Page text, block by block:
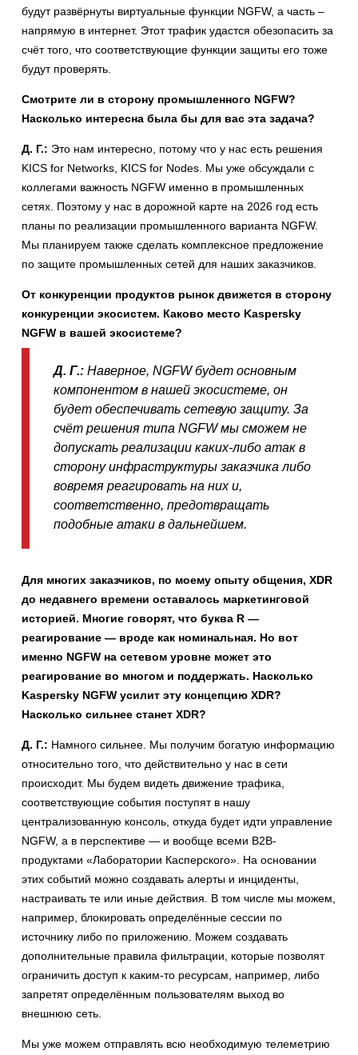
будут развёрнуты виртуальные функции NGFW, а часть –
напрямую в интернет. Этот трафик удастся обезопасить за
счёт того, что соответствующие функции защиты его тоже
будут проверять.
Смотрите ли в сторону промышленного NGFW?
Насколько интересна была бы для вас эта задача?
Д. Г.: Это нам интересно, потому что у нас есть решения
KICS for Networks, KICS for Nodes. Мы уже обсуждали с
коллегами важность NGFW именно в промышленных
сетях. Поэтому у нас в дорожной карте на 2026 год есть
планы по реализации промышленного варианта NGFW.
Мы планируем также сделать комплексное предложение
по защите промышленных сетей для наших заказчиков.
От конкуренции продуктов рынок движется в сторону
конкуренции экосистем. Каково место Kaspersky
NGFW в вашей экосистеме?
Д. Г.: Наверное, NGFW будет основным
компонентом в нашей экосистеме, он
будет обеспечивать сетевую защиту. За
счёт решения типа NGFW мы сможем не
допускать реализации каких-либо атак в
сторону инфраструктуры заказчика либо
вовремя реагировать на них и,
соответственно, предотвращать
подобные атаки в дальнейшем.
Для многих заказчиков, по моему опыту общения, XDR
до недавнего времени оставалось маркетинговой
историей. Многие говорят, что буква R —
реагирование — вроде как номинальная. Но вот
именно NGFW на сетевом уровне может это
реагирование во многом и поддержать. Насколько
Kaspersky NGFW усилит эту концепцию XDR?
Насколько сильнее станет XDR?
Д. Г.: Намного сильнее. Мы получим богатую информацию
относительно того, что действительно у нас в сети
происходит. Мы будем видеть движение трафика,
соответствующие события поступят в нашу
централизованную консоль, откуда будет идти управление
NGFW, а в перспективе — и вообще всеми B2B-
продуктами «Лаборатории Касперского». На основании
этих событий можно создавать алерты и инциденты,
настраивать те или иные действия. В том числе мы можем,
например, блокировать определённые сессии по
источнику либо по приложению. Можем создавать
дополнительные правила фильтрации, которые позволят
ограничить доступ к каким-то ресурсам, например, либо
запретят определённым пользователям выход во
внешнюю сеть.
Мы уже можем отправлять всю необходимую телеметрию